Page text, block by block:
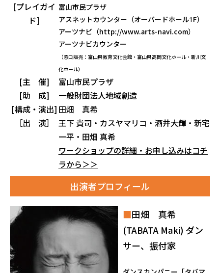
[プレイガイ
ド]
富山市民プラザ
アスネットカウンター（オーバードホール1F）
アーツナビ（http://www.arts-navi.com）
アーツナビカウンター
（窓口販売：富山県教育文化会館・富山県高岡文化ホール・新川文
化ホール）
[主 催]
富山市民プラザ
[助 成]
一般財団法人地域創造
[構成・演出]
［出 演］
田畑 真希
王下 貴司・カスヤマリコ・酒井大輝・新宅
一平・田畑 真希
ワークショップの詳細・お申し込みはコチ
ラから＞＞
出演者プロフィール
■田畑 真希
(TABATA Maki) ダン
サー、振付家